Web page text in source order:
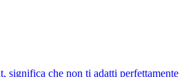
significa che non ti adatti perfettamente